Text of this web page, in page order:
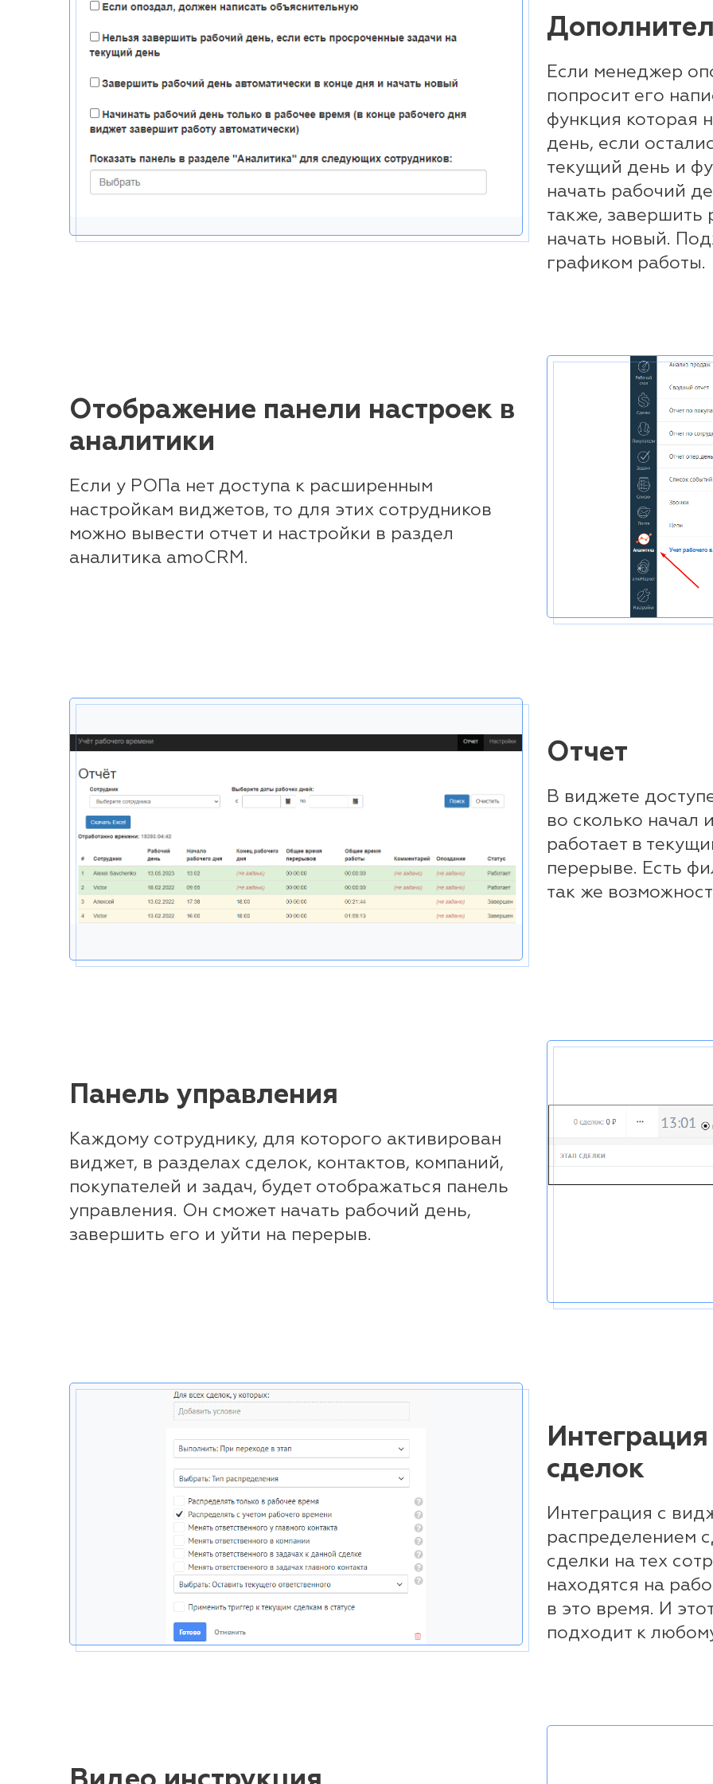
Если менеджер
попросит его
функция которая
день, если
текущий день и
начать рабочий
также, завершить
начать новый.
графиком работы.
Отображение панели настроек в
аналитики
Если у РОПа нет доступа к расширенным
настройкам виджетов, то для этих сотрудников
можно вывести отчет и настройки в раздел
аналитика amoCRM.
Отчет
В виджете
во сколько начал
работает в
перерыве. Есть
так же
Панель управления
Каждому сотруднику, для которого активирован
виджет, в разделах сделок, контактов, компаний,
покупателей и задач, будет отображаться панель
управления. Он сможет начать рабочий день,
завершить его и уйти на перерыв.
сделок
Интеграция с
распределением
сделки на тех
находятся на
в это время. И
подходит к